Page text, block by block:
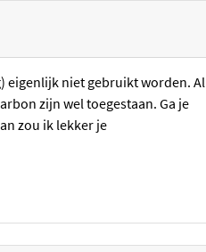
eigenlijk niet gebruikt worden. Al
zijn wel toegestaan. Ga je
zou ik lekker je